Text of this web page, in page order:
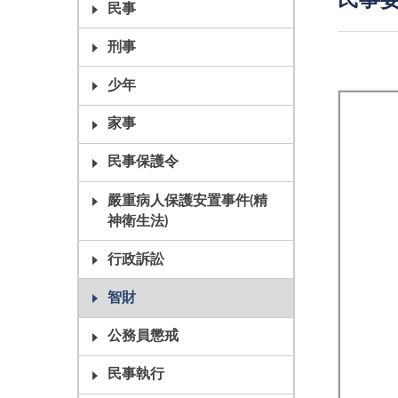
民事
刑事
少年
家事
民事保護令
嚴重病人保護安置事件(精
神衛生法)
行政訴訟
智財
公務員懲戒
民事執行